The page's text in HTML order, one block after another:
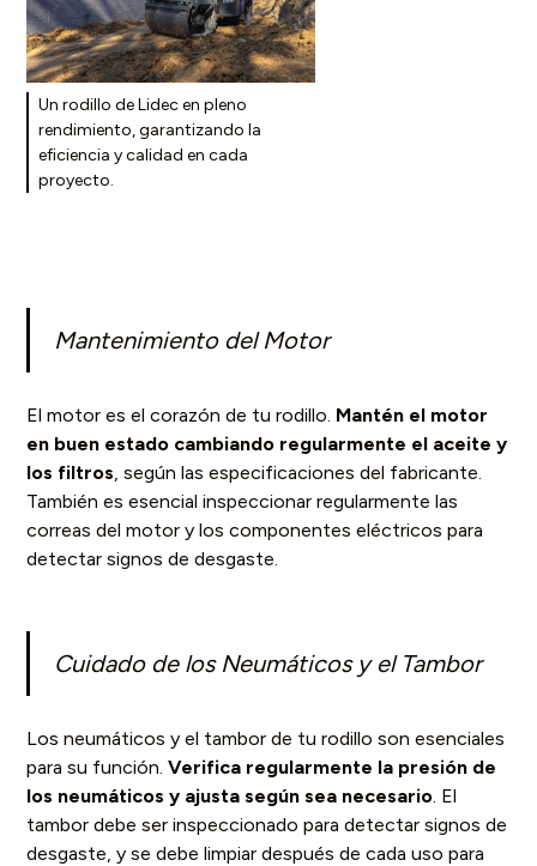
Un rodillo de Lidec en pleno
rendimiento, garantizando la
eficiencia y calidad en cada
proyecto.
Mantenimiento del Motor
El motor es el corazón de tu rodillo. Mantén el motor
en buen estado cambiando regularmente el aceite y
los filtros, según las especificaciones del fabricante.
También es esencial inspeccionar regularmente las
correas del motor y los componentes eléctricos para
detectar signos de desgaste.
Cuidado de los Neumáticos y el Tambor
Los neumáticos y el tambor de tu rodillo son esenciales
para su función.Verifica regularmente la presión de
los neumáticos y ajusta según sea necesario. El
tambor debe ser inspeccionado para detectar signos de
desgaste, y se debe limpiar después de cada uso para